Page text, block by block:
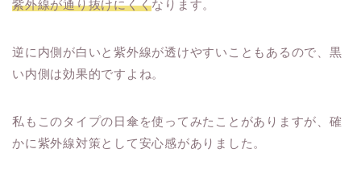
紫外線が通り抜けにくくなります。
逆に内側が白いと紫外線が透けやすいこともあるので、黒
い内側は効果的ですよね。
私もこのタイプの日傘を使ってみたことがありますが、確
かに紫外線対策として安心感がありました。